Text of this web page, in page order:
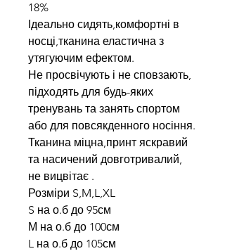
18%
Ідеально сидять,комфортні в
носці,тканина еластична з
утягуючим ефектом.
Не просвічують і не сповзають,
підходять для будь-яких
тренувань та занять спортом
або для повсякденного носіння.
Тканина міцна,принт яскравий
та насичений довготривалий,
не вицвітає .
Розміри S,M,L,XL
S на о.б до 95см
М на о.б до 100см
L на о.б до 105см